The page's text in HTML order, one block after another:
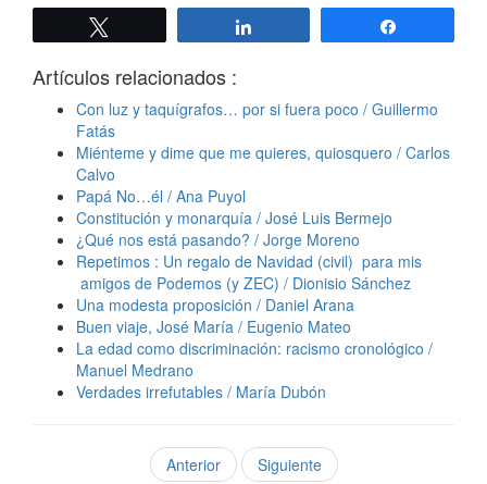
Artículos relacionados :
Con luz y taquígrafos… por si fuera poco / Guillermo
Fatás
Miénteme y dime que me quieres, quiosquero / Carlos
Calvo
Papá No…él / Ana Puyol
Constitución y monarquía / José Luis Bermejo
¿Qué nos está pasando? / Jorge Moreno
Repetimos : Un regalo de Navidad (civil) para mis
amigos de Podemos (y ZEC) / Dionisio Sánchez
Una modesta proposición / Daniel Arana
Buen viaje, José María / Eugenio Mateo
La edad como discriminación: racismo cronológico /
Manuel Medrano
Verdades irrefutables / María Dubón
Anterior Siguiente